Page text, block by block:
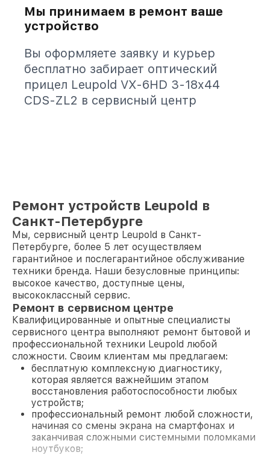
Мы принимаем в ремонт ваше
устройство
Вы оформляете заявку и курьер
бесплатно забирает оптический
прицел Leupold VX-6HD 3-18x44
CDS-ZL2 в сервисный центр
Ремонт устройств Leupold в
Санкт-Петербурге
Мы, сервисный центр Leupold в Санкт-
Петербурге, более 5 лет осуществляем
гарантийное и послегарантийное обслуживание
техники бренда. Наши безусловные принципы:
высокое качество, доступные цены,
высококлассный сервис.
Ремонт в сервисном центре
Квалифицированные и опытные специалисты
сервисного центра выполняют ремонт бытовой и
профессиональной техники Leupold любой
сложности. Своим клиентам мы предлагаем:
бесплатную комплексную диагностику,
которая является важнейшим этапом
восстановления работоспособности любых
устройств;
профессиональный ремонт любой сложности,
начиная со смены экрана на смартфонах и
заканчивая сложными системными поломками
ноутбуков;